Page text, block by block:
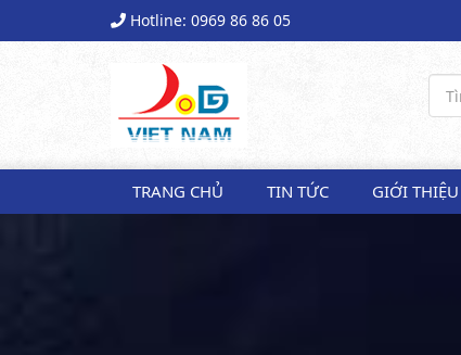
Hotline: 0969 86 86 05
TRANG CHỦ TIN TỨC GIỚI THIỆU